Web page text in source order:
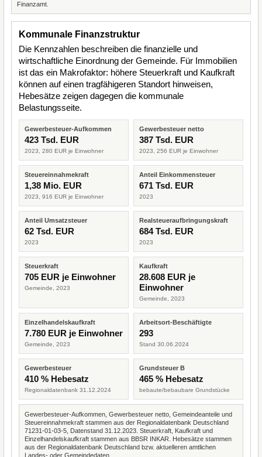
Finanzamt.
Kommunale Finanzstruktur
Die Kennzahlen beschreiben die finanzielle und
wirtschaftliche Einordnung der Gemeinde. Für Immobilien
ist das ein Makrofaktor: höhere Steuerkraft und Kaufkraft
können auf einen tragfähigeren Standort hinweisen,
Hebesätze zeigen dagegen die kommunale
Belastungsseite.
Gewerbesteuer-Aufkommen
423 Tsd. EUR
2023, 280 EUR je Einwohner
Gewerbesteuer netto
387 Tsd. EUR
2023, 256 EUR je Einwohner
Steuereinnahmekraft
1,38 Mio. EUR
2023, 916 EUR je Einwohner
Anteil Einkommensteuer
671 Tsd. EUR
2023
Anteil Umsatzsteuer
62 Tsd. EUR
2023
Realsteueraufbringungskraft
684 Tsd. EUR
2023
Steuerkraft
705 EUR je Einwohner
Gemeinde, 2023
Kaufkraft
28.608 EUR je
Einwohner
Gemeinde, 2023
Einzelhandelskaufkraft
7.780 EUR je Einwohner
Gemeinde, 2023
Arbeitsort-Beschäftigte
293
Stand 30.06.2024
Gewerbesteuer
410 % Hebesatz
Regionaldatenbank 31.12.2024
Grundsteuer B
465 % Hebesatz
bebaute/bebaubare Grundstücke
Gewerbesteuer-Aufkommen, Gewerbesteuer netto, Gemeindeanteile und
Steuereinnahmekraft stammen aus der Regionaldatenbank Deutschland
71231-01-03-5, Datenstand 31.12.2023. Steuerkraft, Kaufkraft und
Einzelhandelskaufkraft stammen aus BBSR INKAR. Hebesätze stammen
aus der Regionaldatenbank Deutschland bzw. aktuelleren amtlichen
Landes- oder Gemeindedaten.